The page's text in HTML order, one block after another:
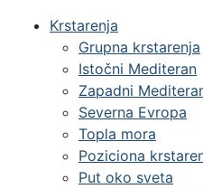
Krstarenja
Grupna krstarenja
Istočni Mediteran
Zapadni
Severna Evropa
Topla mora
Poziciona
Put oko sveta